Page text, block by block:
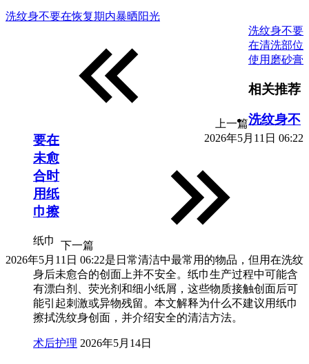
洗纹身不要在恢复期内暴晒阳光
上一篇
2026年5月11日 06:22
洗纹身不要
在清洗部位
使用磨砂膏
下一篇
2026年5月11日 06:22
相关推荐
洗纹身不
要在
未愈
合时
用纸
巾擦
纸巾
是日常清洁中最常用的物品，但用在洗纹
身后未愈合的创面上并不安全。纸巾生产过程中可能含
有漂白剂、荧光剂和细小纸屑，这些物质接触创面后可
能引起刺激或异物残留。本文解释为什么不建议用纸巾
擦拭洗纹身创面，并介绍安全的清洁方法。
术后护理 2026年5月14日